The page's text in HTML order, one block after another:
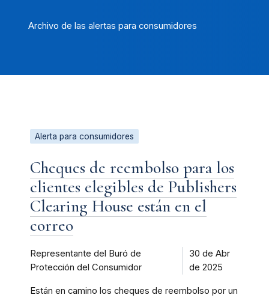
Archivo de las alertas para consumidores
Alerta para consumidores
Cheques de reembolso para los
clientes elegibles de Publishers
Clearing House están en el
correo
Representante del Buró de
Protección del Consumidor
30 de Abr
de 2025
Están en camino los cheques de reembolso por un